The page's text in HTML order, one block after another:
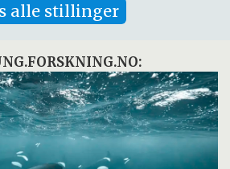
alle stillinger